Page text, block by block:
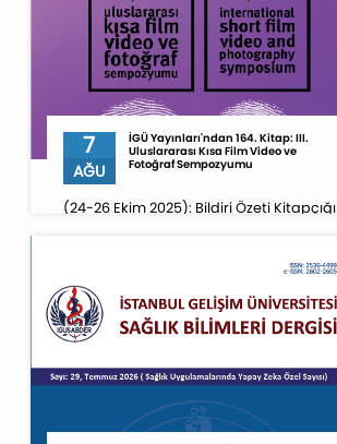
7
AĞU
İGÜ Yayınları'ndan 164. Kitap: III.
Uluslararası Kısa Film Video ve
Fotoğraf Sempozyumu
(24-26 Ekim 2025): Bildiri Özeti Kitapçığı